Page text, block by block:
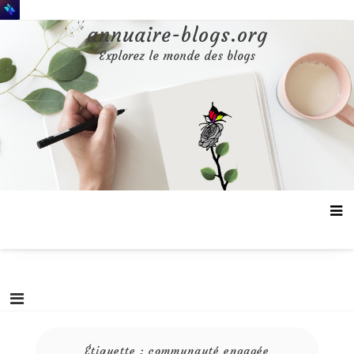
Aller
au
annuaire-blogs.org
Explorez le monde des blogs
Étiquette : communauté engagée